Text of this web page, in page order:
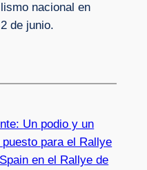
nacional en
de junio.
Un podio y un
puesto para el Rallye
en el Rallye de